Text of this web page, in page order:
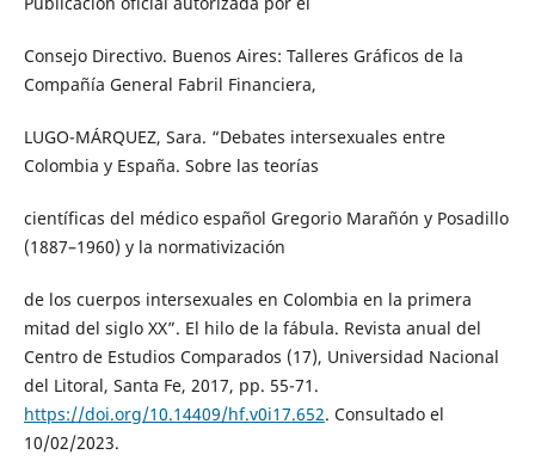
Consejo Directivo. Buenos Aires: Talleres Gráficos de la
Compañía General Fabril Financiera,
LUGO-MÁRQUEZ, Sara. “Debates intersexuales entre
Colombia y España. Sobre las teorías
científicas del médico español Gregorio Marañón y Posadillo
(1887–1960) y la normativización
de los cuerpos intersexuales en Colombia en la primera
mitad del siglo XX”. El hilo de la fábula. Revista anual del
Centro de Estudios Comparados (17), Universidad Nacional
del Litoral, Santa Fe, 2017, pp. 55-71.
https://doi.org/10.14409/hf.v0i17.652. Consultado el
10/02/2023.